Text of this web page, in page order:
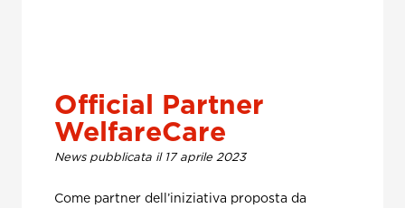
Official Partner
WelfareCare
News pubblicata il 17 aprile 2023
Come partner dell’iniziativa proposta da